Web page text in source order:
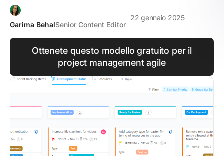
Garima BehalSenior Content Editor
22 gennaio 2025
Ottenete questo modello gratuito per il
project management agile